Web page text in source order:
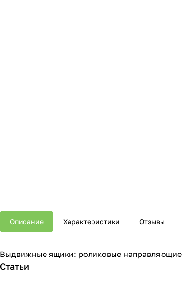
Описание Характеристики Отзывы
Выдвижные ящики: роликовые направляющие
Статьи